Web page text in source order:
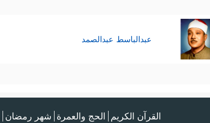
عبدالباسط عبدالصمد
القرآن الكريم الحج والعمرة شهر رمضان